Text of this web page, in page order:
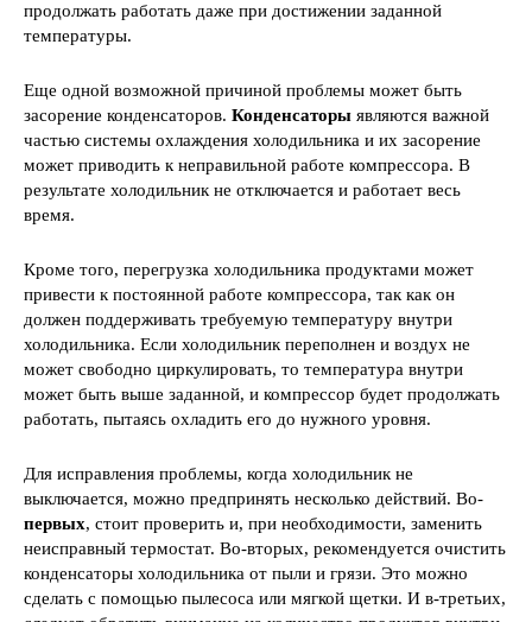
продолжать работать даже при достижении заданной
температуры.
Еще одной возможной причиной проблемы может быть
засорение конденсаторов. Конденсаторы являются важной
частью системы охлаждения холодильника и их засорение
может приводить к неправильной работе компрессора. В
результате холодильник не отключается и работает весь
время.
Кроме того, перегрузка холодильника продуктами может
привести к постоянной работе компрессора, так как он
должен поддерживать требуемую температуру внутри
холодильника. Если холодильник переполнен и воздух не
может свободно циркулировать, то температура внутри
может быть выше заданной, и компрессор будет продолжать
работать, пытаясь охладить его до нужного уровня.
Для исправления проблемы, когда холодильник не
выключается, можно предпринять несколько действий. Во-
первых, стоит проверить и, при необходимости, заменить
неисправный термостат. Во-вторых, рекомендуется очистить
конденсаторы холодильника от пыли и грязи. Это можно
сделать с помощью пылесоса или мягкой щетки. И в-третьих,